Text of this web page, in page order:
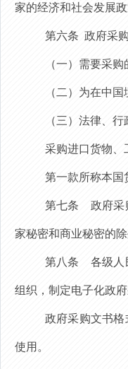
家的经济和社会发展政
第六条 政府采
（一）需要采
（二）为在中
（三）法律、
采购进口货物、
第一款所称本国
第七条 政府采
家秘密和商业秘密的
第八条 各级人
组织，制定电子化政
政府采购文书
使用。